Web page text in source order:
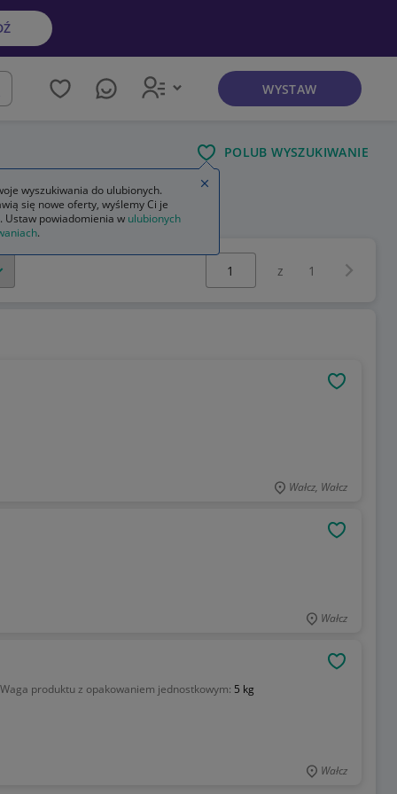
WYSTAW
POLUB WYSZUKIWANIE
siłowniki do klapy bagażnika
Wybierz stronę:
z 1
Wałcz, Wałcz
Wałcz
Waga produktu z opakowaniem jednostkowym: 5 kg
Wałcz
wyszukiwania do ulubionych.
się nowe oferty, wyślemy Ci je
Ustaw powiadomienia w ulubionych
.
Zamknij wskazówkę